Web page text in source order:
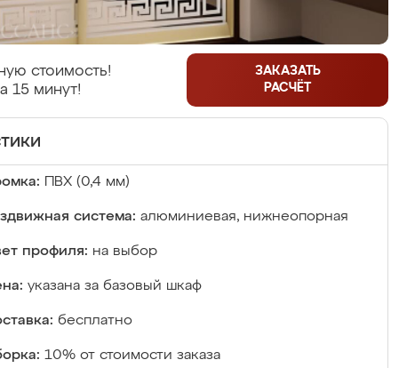
стоимость!
15 минут!
ЗАКАЗАТЬ
РАСЧЁТ
ПВХ (0,4 мм)
система: алюминиевая, нижнеопорная
профиля: на выбор
указана за базовый шкаф
бесплатно
10% от стоимости заказа